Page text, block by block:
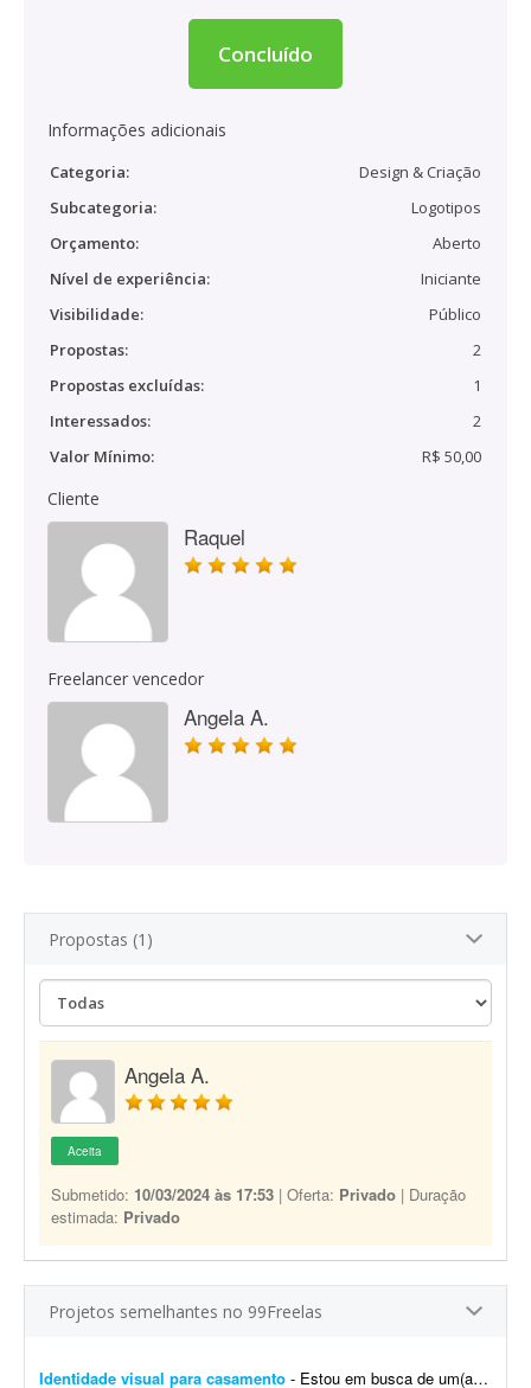
Concluído
Informações adicionais
Categoria:
Design & Criação
Subcategoria:
Logotipos
Orçamento:
Aberto
Nível de experiência:
Iniciante
Visibilidade:
Público
Propostas:
2
Propostas excluídas:
1
Interessados:
2
Valor Mínimo:
R$ 50,00
Cliente
Raquel
Freelancer vencedor
Angela A.
Propostas (1)
Angela A.
Aceita
Submetido: 10/03/2024 às 17:53 | Oferta: Privado | Duração
estimada: Privado
Projetos semelhantes no 99Freelas
Identidade visual para casamento - Estou em busca de um(a) designer para desenvolver a identidade visual para o meu casamento. O estilo será inspirado no universo medieval/encantado; temos como referência O Senhor dos A...